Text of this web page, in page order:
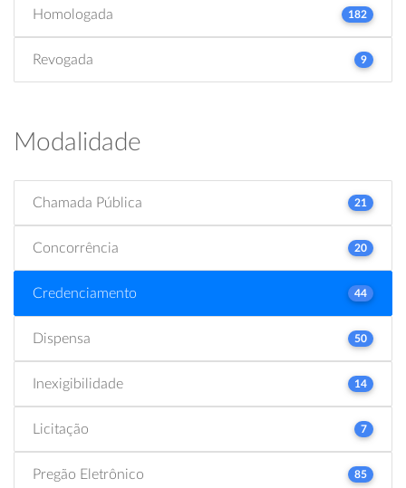
Homologada 182
Revogada 9
Modalidade
Chamada Pública 21
Concorrência 20
Credenciamento 44
Dispensa 50
Inexigibilidade 14
Licitação 7
Pregão Eletrônico 85